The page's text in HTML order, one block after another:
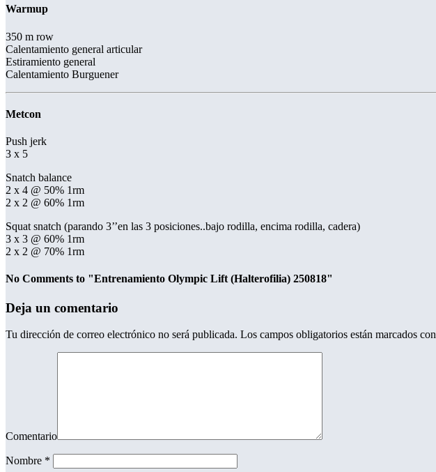
Warmup
350 m row
Calentamiento general articular
Estiramiento general
Calentamiento Burguener
Metcon
Push jerk
3 x 5
Snatch balance
2 x 4 @ 50% 1rm
2 x 2 @ 60% 1rm
Squat snatch (parando 3’’en las 3 posiciones..bajo rodilla, encima rodilla, cadera)
3 x 3 @ 60% 1rm
2 x 2 @ 70% 1rm
No Comments to "Entrenamiento Olympic Lift (Halterofilia) 250818"
Deja un comentario
Tu dirección de correo electrónico no será publicada. Los campos obligatorios están marcados con
Comentario
Nombre *